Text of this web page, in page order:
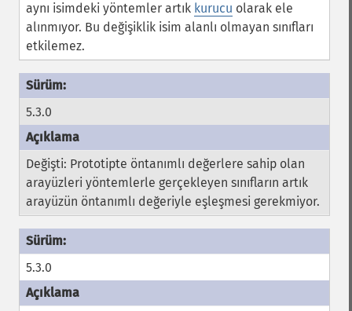
aynı isimdeki yöntemler artık kurucu olarak ele
alınmıyor. Bu değişiklik isim alanlı olmayan sınıfları
etkilemez.
5.3.0
Değişti: Prototipte öntanımlı değerlere sahip olan
arayüzleri yöntemlerle gerçekleyen sınıfların artık
arayüzün öntanımlı değeriyle eşleşmesi gerekmiyor.
5.3.0